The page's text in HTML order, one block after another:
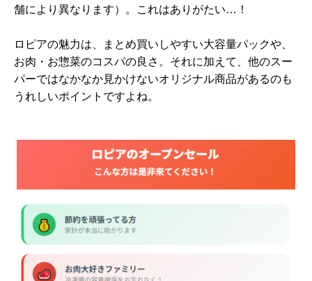
舗により異なります）。これはありがたい…！
ロピアの魅力は、まとめ買いしやすい大容量パックや、
お肉・お惣菜のコスパの良さ。それに加えて、他のスー
パーではなかなか見かけないオリジナル商品があるのも
うれしいポイントですよね。